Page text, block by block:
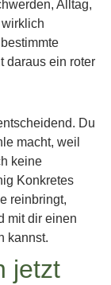
Alltag,
daraus ein roter
Du
macht, weil
keine
Konkretes
reinbringt,
mit dir einen
kannst.
jetzt